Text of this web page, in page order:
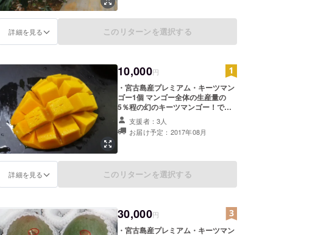
詳細を見る このリターンを選択する
10,000円
・宮古島産プレミアム・キーツマン
ゴー1個 マンゴー全体の生産量の
5％程の幻のキーツマンゴー！で
す。 青い色合いから想像できないミ
ルキーで濃厚な甘さはまさに世界三
大果実の一つです。 ７００g以上の
説明します。（要予約）
支援者：3人
お届け予定：2017年08月
詳細を見る このリターンを選択する
30,000円
・宮古島産プレミアム・キーツマン